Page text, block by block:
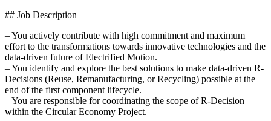
## Job Description
– You actively contribute with high commitment and maximum
effort to the transformations towards innovative technologies and the
data-driven future of Electrified Motion.
– You identify and explore the best solutions to make data-driven R-
Decisions (Reuse, Remanufacturing, or Recycling) possible at the
end of the first component lifecycle.
– You are responsible for coordinating the scope of R-Decision
within the Circular Economy Project.